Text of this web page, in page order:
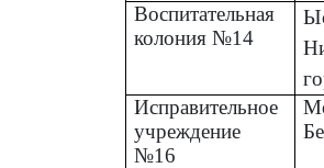
Воспитательная
колония №14
Исправительное
учреждение
№16